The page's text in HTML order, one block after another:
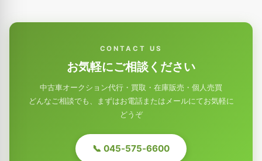
CONTACT US
お気軽にご相談ください
中古車オークション代行・買取・在庫販売・個人売買
どんなご相談でも、まずはお電話またはメールにてお気軽に
どうぞ
📞 045-575-6600